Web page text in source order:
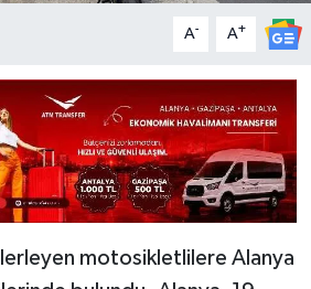
A- A+
motosikletlilere Alanya